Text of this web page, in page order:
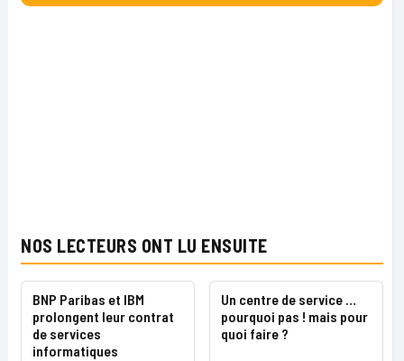
NOS LECTEURS ONT LU ENSUITE
BNP Paribas et IBM
prolongent leur contrat
de services
informatiques
Un centre de service …
pourquoi pas ! mais pour
quoi faire ?